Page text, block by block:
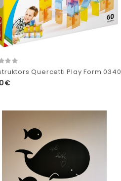
Quercetti Play Form 0340